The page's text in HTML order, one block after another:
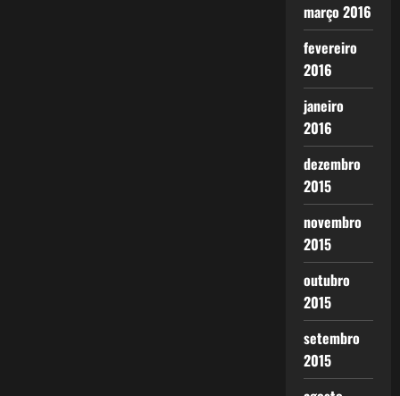
março 2016
fevereiro
2016
janeiro
2016
dezembro
2015
novembro
2015
outubro
2015
setembro
2015